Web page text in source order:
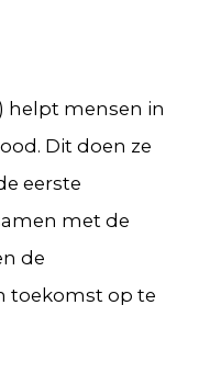
helpt mensen in
Dit doen ze
eerste
met de
de
toekomst op te